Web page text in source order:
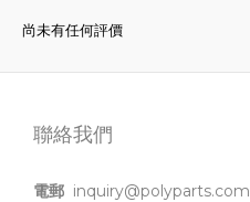
尚未有任何評價
聯絡我們
電郵 inquiry@polyparts.com